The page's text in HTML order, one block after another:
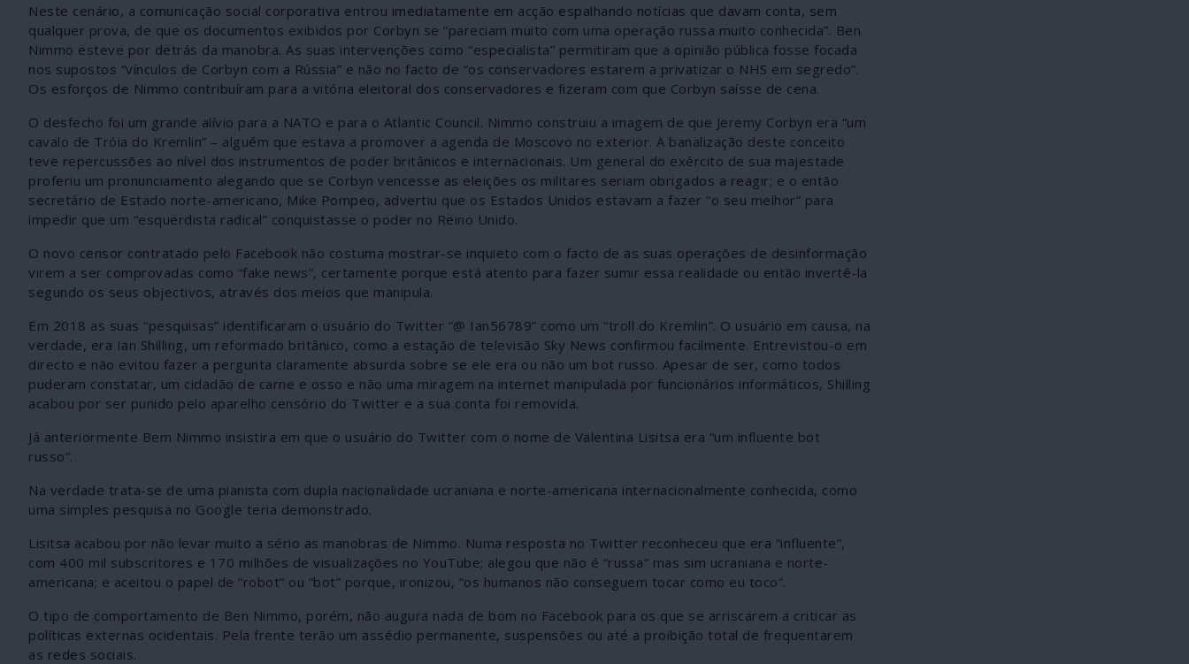
Neste cenário, a comunicação social corporativa entrou imediatamente em acção espalhando notícias que davam conta, sem
qualquer prova, de que os documentos exibidos por Corbyn se “pareciam muito com uma operação russa muito conhecida”. Ben
Nimmo esteve por detrás da manobra. As suas intervenções como “especialista” permitiram que a opinião pública fosse focada
nos supostos “vínculos de Corbyn com a Rússia” e não no facto de “os conservadores estarem a privatizar o NHS em segredo”.
Os esforços de Nimmo contribuíram para a vitória eleitoral dos conservadores e fizeram com que Corbyn saísse de cena.
O desfecho foi um grande alívio para a NATO e para o Atlantic Council. Nimmo construiu a imagem de que Jeremy Corbyn era “um
cavalo de Tróia do Kremlin” – alguém que estava a promover a agenda de Moscovo no exterior. A banalização deste conceito
teve repercussões ao nível dos instrumentos de poder britânicos e internacionais. Um general do exército de sua majestade
proferiu um pronunciamento alegando que se Corbyn vencesse as eleições os militares seriam obrigados a reagir; e o então
secretário de Estado norte-americano, Mike Pompeo, advertiu que os Estados Unidos estavam a fazer “o seu melhor” para
impedir que um “esquerdista radical” conquistasse o poder no Reino Unido.
O novo censor contratado pelo Facebook não costuma mostrar-se inquieto com o facto de as suas operações de desinformação
virem a ser comprovadas como “fake news”, certamente porque está atento para fazer sumir essa realidade ou então invertê-la
segundo os seus objectivos, através dos meios que manipula.
Em 2018 as suas “pesquisas” identificaram o usuário do Twitter “@ Ian56789” como um “troll do Kremlin”. O usuário em causa, na
verdade, era Ian Shilling, um reformado britânico, como a estação de televisão Sky News confirmou facilmente. Entrevistou-o em
directo e não evitou fazer a pergunta claramente absurda sobre se ele era ou não um bot russo. Apesar de ser, como todos
puderam constatar, um cidadão de carne e osso e não uma miragem na internet manipulada por funcionários informáticos, Shilling
acabou por ser punido pelo aparelho censório do Twitter e a sua conta foi removida.
Já anteriormente Bem Nimmo insistira em que o usuário do Twitter com o nome de Valentina Lisitsa era “um influente bot
russo”.
Na verdade trata-se de uma pianista com dupla nacionalidade ucraniana e norte-americana internacionalmente conhecida, como
uma simples pesquisa no Google teria demonstrado.
Lisitsa acabou por não levar muito a sério as manobras de Nimmo. Numa resposta no Twitter reconheceu que era “influente”,
com 400 mil subscritores e 170 milhões de visualizações no YouTube; alegou que não é “russa” mas sim ucraniana e norte-
americana; e aceitou o papel de “robot” ou “bot” porque, ironizou, “os humanos não conseguem tocar como eu toco”.
O tipo de comportamento de Ben Nimmo, porém, não augura nada de bom no Facebook para os que se arriscarem a criticar as
políticas externas ocidentais. Pela frente terão um assédio permanente, suspensões ou até a proibição total de frequentarem
as redes sociais.